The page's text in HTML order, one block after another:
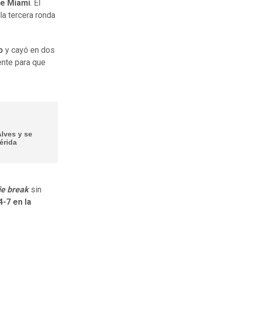
Miami. El
tercera ronda
y cayó en dos
para que
y se
breaksin
7 en la